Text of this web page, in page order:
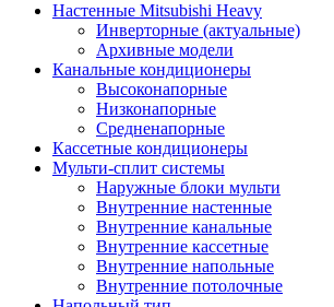
Настенные Mitsubishi Heavy
Инверторные (актуальные)
Архивные модели
Канальные кондиционеры
Высоконапорные
Низконапорные
Средненапорные
Кассетные кондиционеры
Мульти-сплит системы
Наружные блоки мульти
Внутренние настенные
Внутренние канальные
Внутренние кассетные
Внутренние напольные
Внутренние потолочные